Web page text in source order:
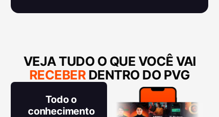
VEJA TUDO O QUE VOCÊ VAI
RECEBERDENTRO DO PVG
Todo o
conhecimento